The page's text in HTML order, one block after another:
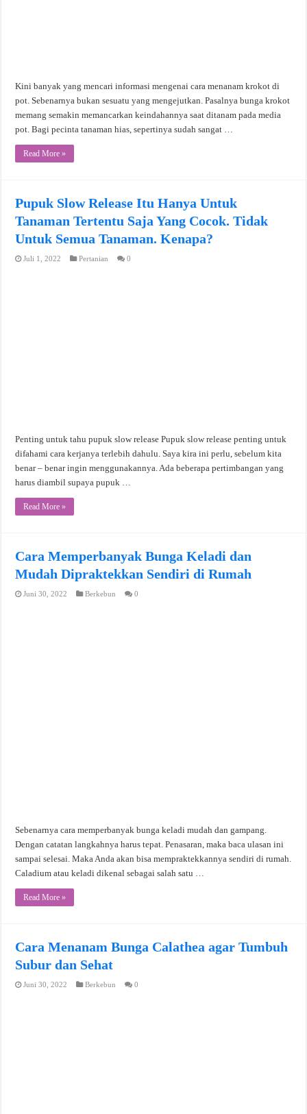
Kini banyak yang mencari informasi mengenai cara menanam krokot di
pot. Sebenarnya bukan sesuatu yang mengejutkan. Pasalnya bunga krokot
memang semakin memancarkan keindahannya saat ditanam pada media
pot. Bagi pecinta tanaman hias, sepertinya sudah sangat …
Read More »
Pupuk Slow Release Itu Hanya Untuk
Tanaman Tertentu Saja Yang Cocok. Tidak
Untuk Semua Tanaman. Kenapa?
Juli 1, 2022 Pertanian 0
Penting untuk tahu pupuk slow release Pupuk slow release penting untuk
difahami cara kerjanya terlebih dahulu. Saya kira ini perlu, sebelum kita
benar – benar ingin menggunakannya. Ada beberapa pertimbangan yang
harus diambil supaya pupuk …
Read More »
Cara Memperbanyak Bunga Keladi dan
Mudah Dipraktekkan Sendiri di Rumah
Juni 30, 2022 Berkebun 0
Sebenarnya cara memperbanyak bunga keladi mudah dan gampang.
Dengan catatan langkahnya harus tepat. Penasaran, maka baca ulasan ini
sampai selesai. Maka Anda akan bisa mempraktekkannya sendiri di rumah.
Caladium atau keladi dikenal sebagai salah satu …
Read More »
Cara Menanam Bunga Calathea agar Tumbuh
Subur dan Sehat
Juni 30, 2022 Berkebun 0